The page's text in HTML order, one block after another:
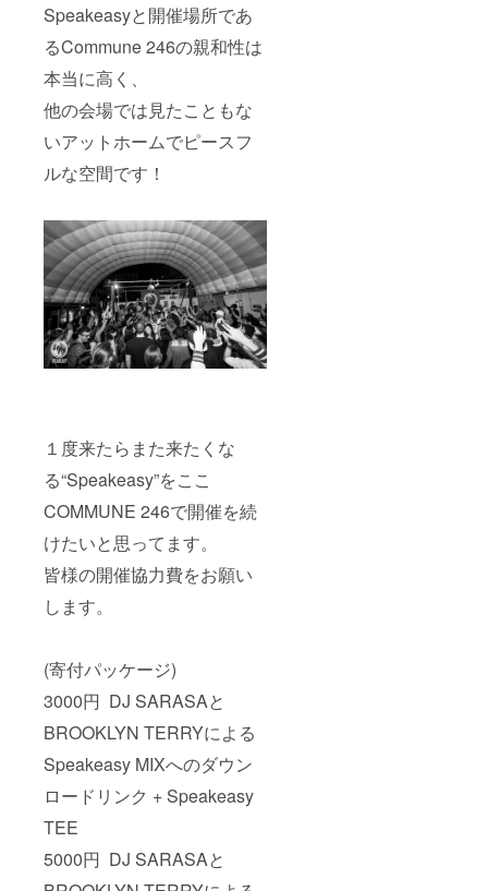
Speakeasyと開催場所であ
るCommune 246の親和性は
本当に高く、
他の会場では見たこともな
いアットホームでピースフ
ルな空間です！
１度来たらまた来たくな
る“Speakeasy”をここ
COMMUNE 246で開催を続
けたいと思ってます。
皆様の開催協力費をお願い
します。
(寄付パッケージ)
3000円 DJ SARASAと
BROOKLYN TERRYによる
Speakeasy MIXへのダウン
ロードリンク + Speakeasy
TEE
5000円 DJ SARASAと